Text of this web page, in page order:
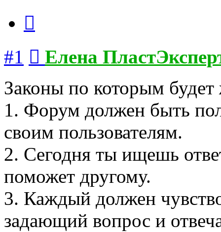
#1
Елена
Законы по которым
1. Форум должен быть
своим пользователям.
2. Сегодня ты ищешь
поможет другому.
3. Каждый должен
задающий вопрос и